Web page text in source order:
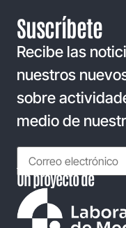
Suscríbete
Recibe las
nuestros
sobre
medio de
Un proyecto de